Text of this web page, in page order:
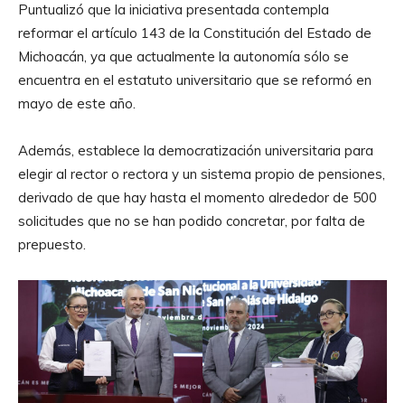
Puntualizó que la iniciativa presentada contempla
reformar el artículo 143 de la Constitución del Estado de
Michoacán, ya que actualmente la autonomía sólo se
encuentra en el estatuto universitario que se reformó en
mayo de este año.
Además, establece la democratización universitaria para
elegir al rector o rectora y un sistema propio de pensiones,
derivado de que hay hasta el momento alrededor de 500
solicitudes que no se han podido concretar, por falta de
prepuesto.